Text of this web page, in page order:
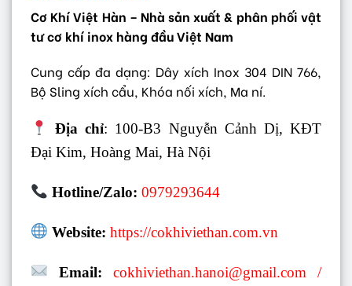
Cơ Khí Việt Hàn – Nhà sản xuất & phân phối vật
tư cơ khí inox hàng đầu Việt Nam
Cung cấp đa dạng: Dây xích Inox 304 DIN 766,
Bộ Sling xích cẩu, Khóa nối xích, Ma ní.
Địa chỉ: 100-B3 Nguyễn Cảnh Dị, KĐT
Đại Kim, Hoàng Mai, Hà Nội
Hotline/Zalo: 0979293644
Website: https://cokhiviethan.com.vn
Email: cokhiviethan.hanoi@gmail.com /